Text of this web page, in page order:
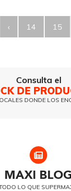
‹ 14 15
Consulta el
DE
DONDE LOS
MAXI
LO QUE